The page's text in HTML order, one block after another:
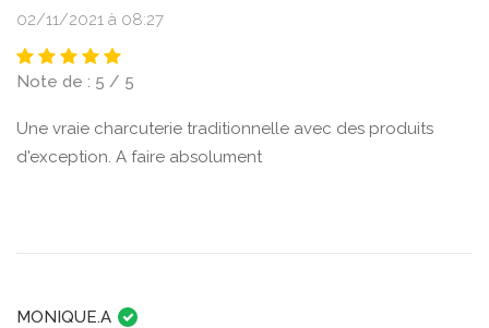
02/11/2021 à 08:27
Note de : 5 / 5
Une vraie charcuterie traditionnelle avec des produits
d'exception. A faire absolument
MONIQUE.A